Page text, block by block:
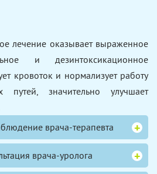
лечение оказывает выраженное
и дезинтоксикационное
кровоток и нормализует работу
путей, значительно улучшает
врача-терапевта
врача-уролога